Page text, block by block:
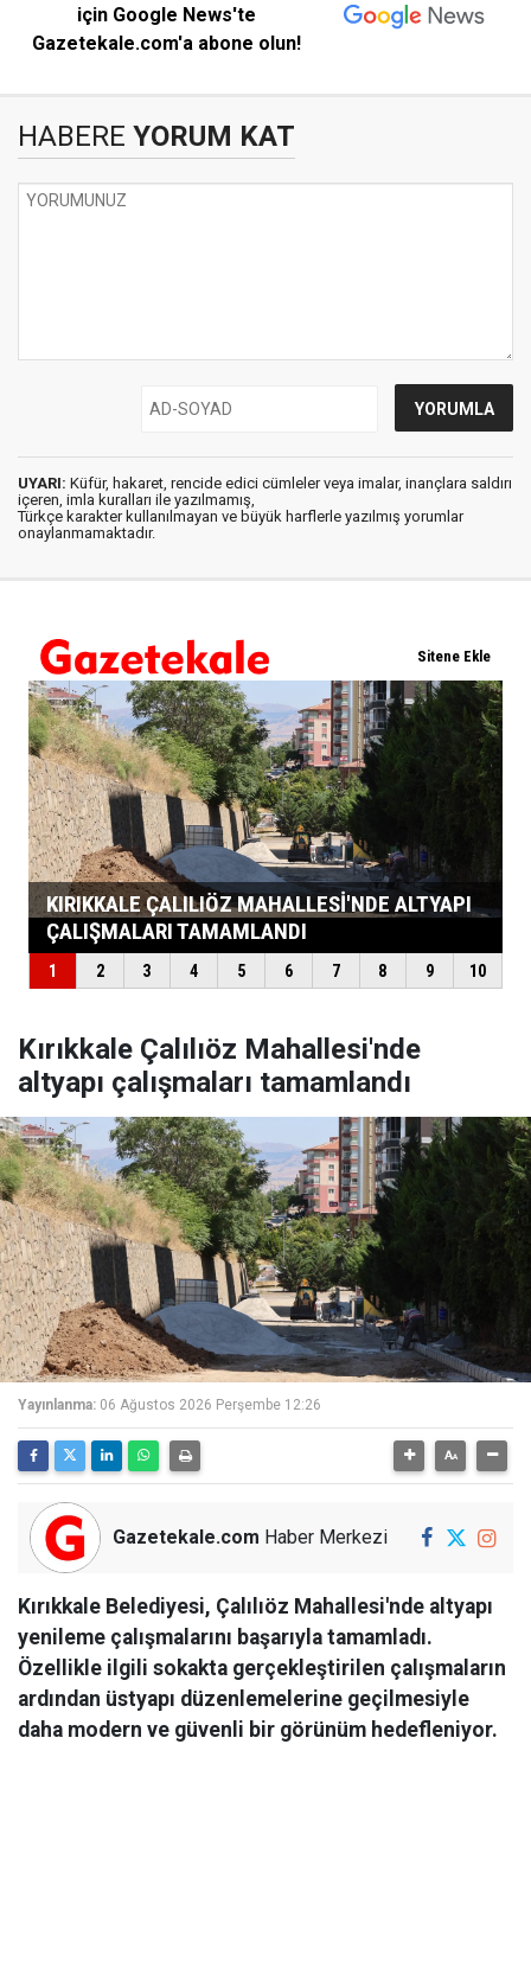
için Google News'te
Gazetekale.com'a abone olun!
HABERE YORUM KAT
UYARI: Küfür, hakaret, rencide edici cümleler veya imalar, inançlara saldırı
içeren, imla kuralları ile yazılmamış,
Türkçe karakter kullanılmayan ve büyük harflerle yazılmış yorumlar
onaylanmamaktadır.
Kırıkkale Çalılıöz Mahallesi'nde
altyapı çalışmaları tamamlandı
Yayınlanma: 06 Ağustos 2026 Perşembe 12:26
Gazetekale.com Haber Merkezi
Kırıkkale Belediyesi, Çalılıöz Mahallesi'nde altyapı
yenileme çalışmalarını başarıyla tamamladı.
Özellikle ilgili sokakta gerçekleştirilen çalışmaların
ardından üstyapı düzenlemelerine geçilmesiyle
daha modern ve güvenli bir görünüm hedefleniyor.